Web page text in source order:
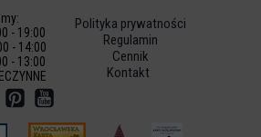
- 19:00
- 14:00
- 13:00
Polityka prywatności
Regulamin
Cennik
Kontakt